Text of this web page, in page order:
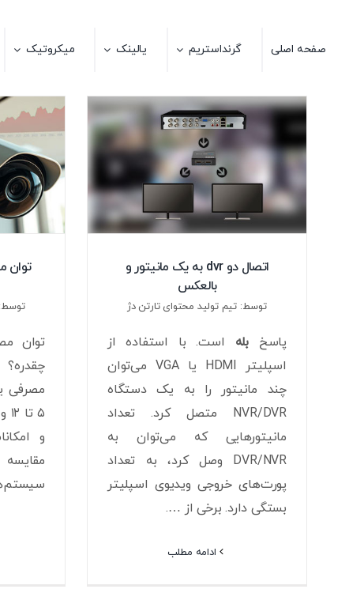
صفحه اصلی گرنداستریم یالینک میکروتیک
اتصال دو dvr به یک مانیتور و
بالعکس
توسط: تیم تولید محتوای تارتن دژ
پاسخبله است. با استفاده از
اسپلیتر HDMI یا VGA می‌توان
چند مانیتور را به یک دستگاه
NVR/DVR متصل کرد. تعداد
مانیتورهایی که می‌توان به
DVR/NVR وصل کرد، به تعداد
پورت‌های خروجی ویدیوی اسپلیتر
بستگی دارد. برخی از ….
ادامه مطلب
توان
توسط:
توان
مصرفی
و